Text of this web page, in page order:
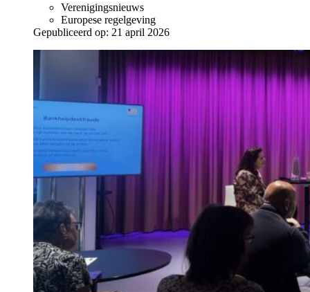
Verenigingsnieuws
Europese regelgeving
Gepubliceerd op: 21 april 2026